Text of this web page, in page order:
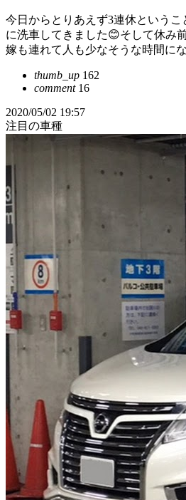
今日からとりあえず3連休というこ
に洗車してきました😊そして休み
嫁も連れて人も少なそうな時間に
thumb_up 162
comment16
2020/05/02 19:57
注目の車種